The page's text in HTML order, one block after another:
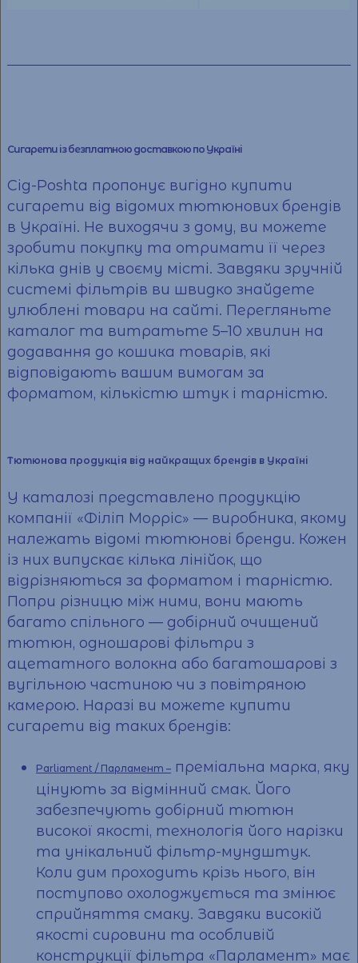
Сигарети із безплатною доставкою по Україні
Cig-Poshta пропонує вигідно купити
сигарети від відомих тютюнових брендів
в Україні. Не виходячи з дому, ви можете
зробити покупку та отримати її через
кілька днів у своєму місті. Завдяки зручній
системі фільтрів ви швидко знайдете
улюблені товари на сайті. Перегляньте
каталог та витратьте 5–10 хвилин на
додавання до кошика товарів, які
відповідають вашим вимогам за
форматом, кількістю штук і тарністю.
Тютюнова продукція від найкращих брендів в Україні
У каталозі представлено продукцію
компанії «Філіп Морріс» — виробника, якому
належать відомі тютюнові бренди. Кожен
із них випускає кілька лінійок, що
відрізняються за форматом і тарністю.
Попри різницю між ними, вони мають
багато спільного — добірний очищений
тютюн, одношарові фільтри з
ацетатного волокна або багатошарові з
вугільною частиною чи з повітряною
камерою. Наразі ви можете купити
сигарети від таких брендів:
Parliament / Парламент – преміальна марка, яку
цінують за відмінний смак. Його
забезпечують добірний тютюн
високої якості, технологія його нарізки
та унікальний фільтр-мундштук.
Коли дим проходить крізь нього, він
поступово охолоджується та змінює
сприйняття смаку. Завдяки високій
якості сировини та особливій
конструкції фільтра «Парламент» має